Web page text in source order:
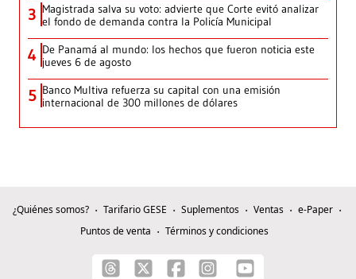
3 Magistrada salva su voto: advierte que Corte evitó analizar
el fondo de demanda contra la Policía Municipal
4 De Panamá al mundo: los hechos que fueron noticia este
jueves 6 de agosto
5 Banco Multiva refuerza su capital con una emisión
internacional de 300 millones de dólares
¿Quiénes somos? Tarifario GESE Suplementos Ventas
e-Paper
Puntos de venta
Términos y condiciones